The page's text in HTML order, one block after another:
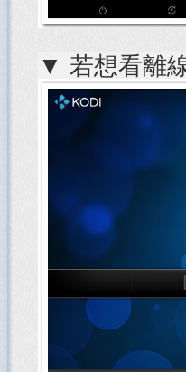
▼ 若想看離